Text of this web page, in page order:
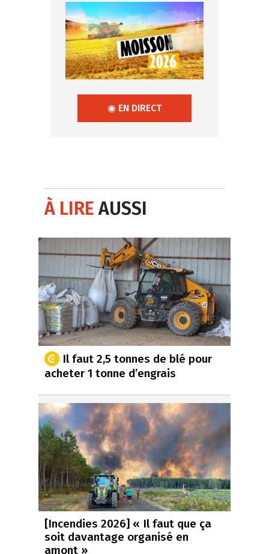
◉ EN DIRECT
À LIREAUSSI
Il faut 2,5 tonnes de blé pour
acheter 1 tonne d’engrais
[Incendies 2026] « Il faut que ça
soit davantage organisé en
amont »